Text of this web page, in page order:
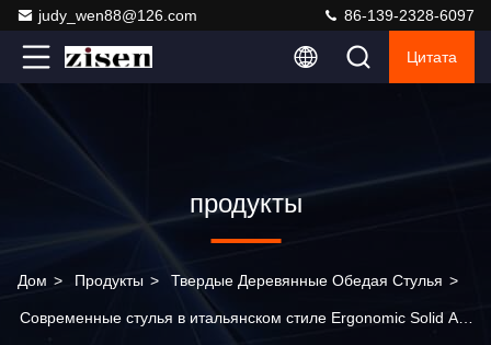
judy_wen88@126.com 86-139-2328-6097
Цитата
продукты
Дом > Продукты > Твердые Деревянные Обедая Стулья >
Современные стулья в итальянском стиле Ergonomic Solid Ash